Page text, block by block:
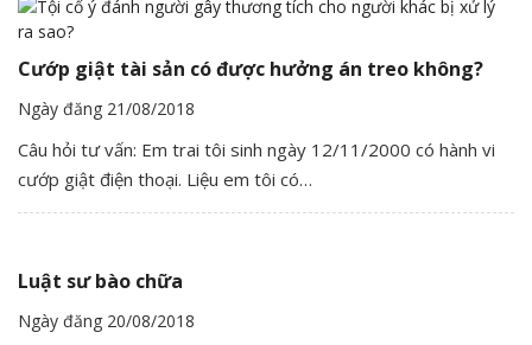
Cướp giật tài sản có được hưởng án treo không?
Ngày đăng 21/08/2018
Câu hỏi tư vấn: Em trai tôi sinh ngày 12/11/2000 có hành vi
cướp giật điện thoại. Liệu em tôi có…
Luật sư bào chữa
Ngày đăng 20/08/2018